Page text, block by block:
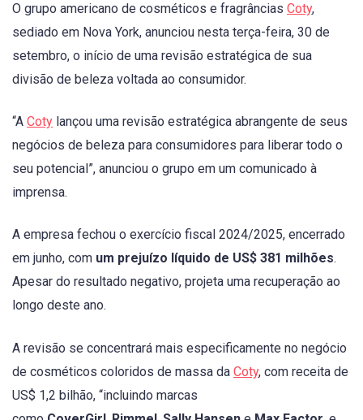
O grupo americano de cosméticos e fragrâncias Coty,
sediado em Nova York, anunciou nesta terça-feira, 30 de
setembro, o início de uma revisão estratégica de sua
divisão de beleza voltada ao consumidor.
“A Coty lançou uma revisão estratégica abrangente de seus
negócios de beleza para consumidores para liberar todo o
seu potencial”, anunciou o grupo em um comunicado à
imprensa.
A empresa fechou o exercício fiscal 2024/2025, encerrado
em junho, com um prejuízo líquido de US$ 381 milhões.
Apesar do resultado negativo, projeta uma recuperação ao
longo deste ano.
A revisão se concentrará mais especificamente no negócio
de cosméticos coloridos de massa da Coty, com receita de
US$ 1,2 bilhão, “incluindo marcas